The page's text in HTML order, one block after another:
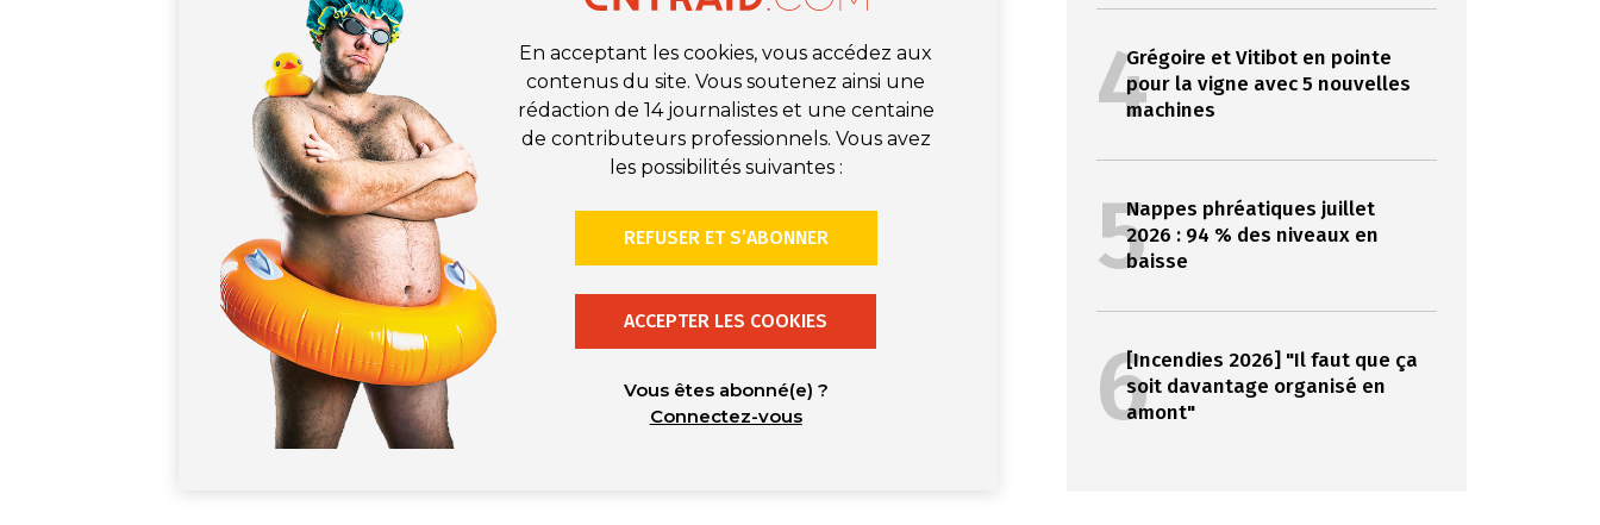
En acceptant les cookies, vous accédez aux
contenus du site. Vous soutenez ainsi une
rédaction de 14 journalistes et une centaine
de contributeurs professionnels. Vous avez
les possibilités suivantes :
REFUSER ET S’ABONNER
ACCEPTER LES COOKIES
Vous êtes abonné(e) ?
Connectez-vous
4Grégoire et Vitibot en pointe
pour la vigne avec 5 nouvelles
machines
5Nappes phréatiques juillet
2026 : 94 % des niveaux en
baisse
6[Incendies 2026] "Il faut que ça
soit davantage organisé en
amont"